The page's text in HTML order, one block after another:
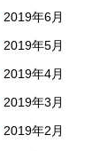
2019年6月
2019年5月
2019年4月
2019年3月
2019年2月